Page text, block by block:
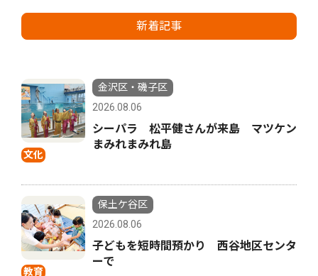
新着記事
文化
金沢区・磯子区
2026.08.06
シーパラ 松平健さんが来島 マツケン
まみれまみれ島
教育
保土ケ谷区
2026.08.06
子どもを短時間預かり 西谷地区センタ
ーで